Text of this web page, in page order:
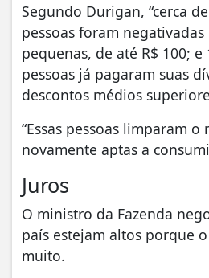
Segundo Durigan, “cerca
pessoas foram
pequenas, de até R$ 100;
pessoas já pagaram suas
descontos médios
“Essas pessoas limparam o
novamente aptas a
Juros
O ministro da Fazenda
país estejam altos porque
muito.